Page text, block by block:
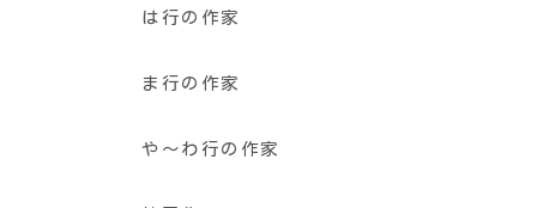
は行の作家
ま行の作家
や〜わ行の作家